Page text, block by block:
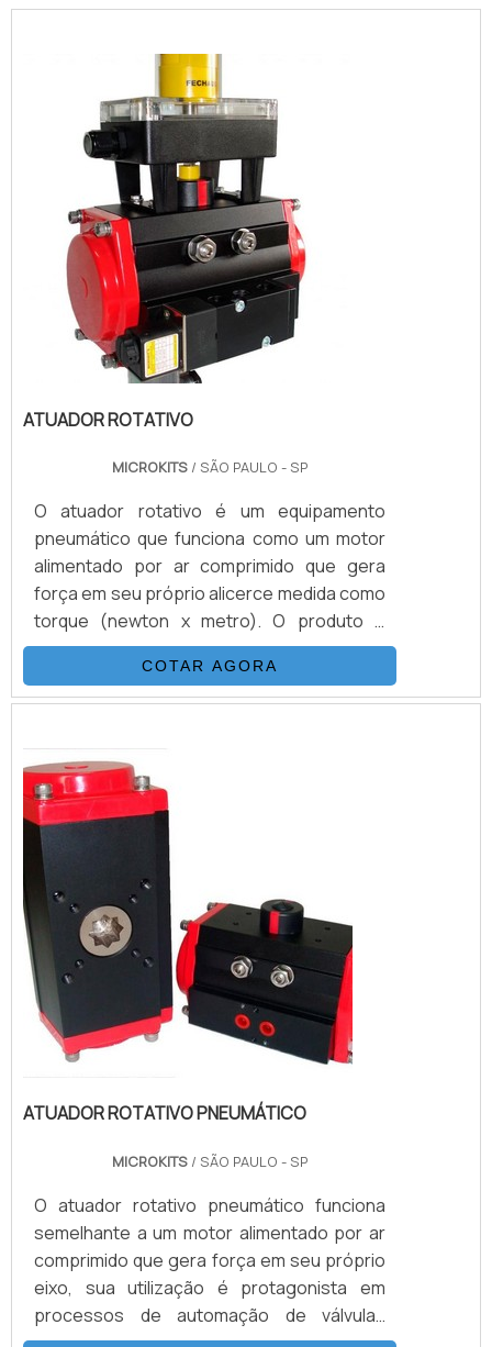
ATUADOR ROTATIVO
MICROKITS / SÃO PAULO - SP
O atuador rotativo é um equipamento
pneumático que funciona como um motor
alimentado por ar comprimido que gera
força em seu próprio alicerce medida como
torque (newton x metro). O produto é
bastante utilizado para a automação de
válvulas industriais rotativas. TIPOS DE
ATUADORES DISPONÍVEIS NO MERCADO
prima o ferro ou ligas de aço, mas
recentemente estão sendo desenvolvidos
exemplares para serem ap...
COTAR AGORA
ATUADOR ROTATIVO PNEUMÁTICO
MICROKITS / SÃO PAULO - SP
O atuador rotativo pneumático funciona
semelhante a um motor alimentado por ar
comprimido que gera força em seu próprio
eixo, sua utilização é protagonista em
processos de automação de válvulas
industriais rotativas. A medida utilizada é o